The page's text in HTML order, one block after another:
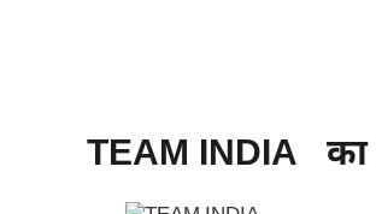
TEAM INDIA का